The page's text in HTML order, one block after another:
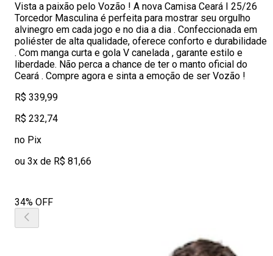
Vista a paixão pelo Vozão ! A nova Camisa Ceará I 25/26
Torcedor Masculina é perfeita para mostrar seu orgulho
alvinegro em cada jogo e no dia a dia . Confeccionada em
poliéster de alta qualidade, oferece conforto e durabilidade
. Com manga curta e gola V canelada , garante estilo e
liberdade. Não perca a chance de ter o manto oficial do
Ceará . Compre agora e sinta a emoção de ser Vozão !
R$ 339,99
R$ 232,74
no Pix
ou 3x de R$ 81,66
34% OFF